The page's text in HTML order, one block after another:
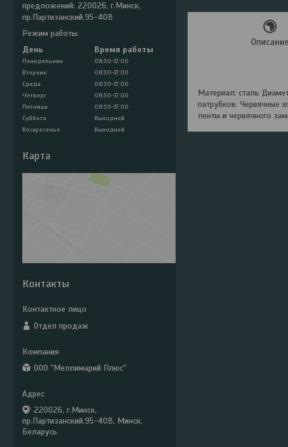
Описание
Материал: сталь
патрубков. Червячные
ленты и червячного
предложений: 220026, г.Минск,
пр.Партизанский,95-40В
Режим работы:
День
Время работы
Понедельник
08:30-17:00
Вторник
08:30-17:00
Среда
08:30-17:00
Четверг
08:30-17:00
Пятница
08:30-17:00
Суббота
Выходной
Воскресенье
Выходной
Карта
Контакты
Отдел продаж
ООО "Меллимарий Плюс"
220026, г.Минск,
пр.Партизанский,95-40В, Минск,
Беларусь